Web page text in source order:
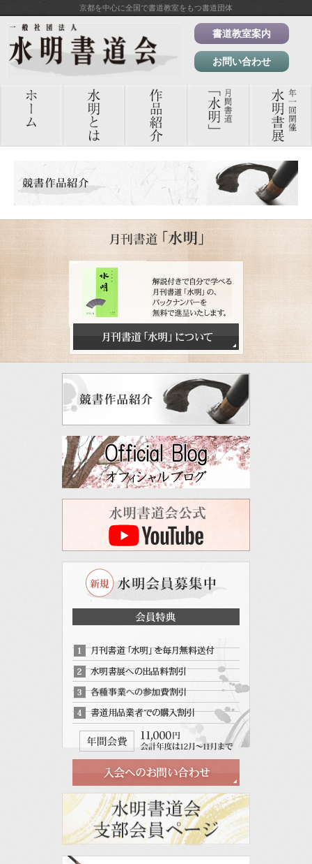
京都を中心に全国で書道教室をもつ書道団体
書道教室案内
お問い合わせ